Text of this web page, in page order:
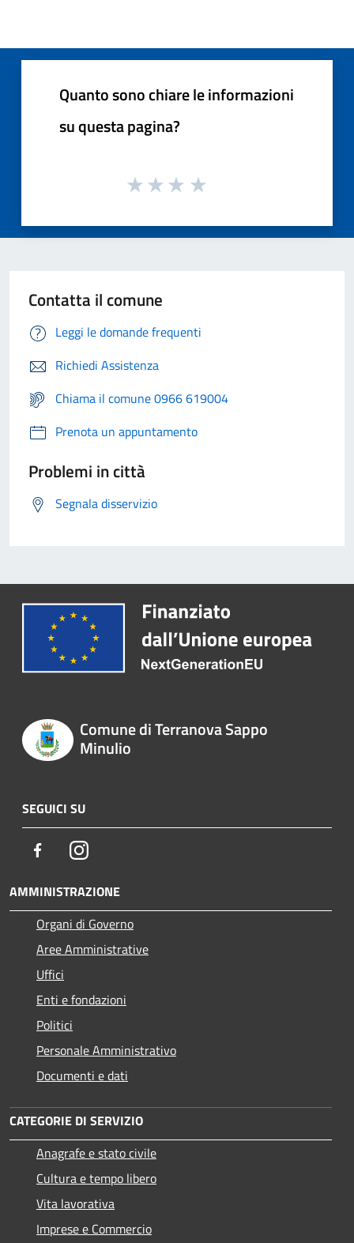
Quanto sono chiare le informazioni
su questa pagina?
Contatta il comune
Leggi le domande frequenti
Richiedi Assistenza
Chiama il comune 0966 619004
Prenota un appuntamento
Problemi in città
Segnala disservizio
Comune di Terranova Sappo
Minulio
SEGUICI SU
FacebookInstagram
AMMINISTRAZIONE
Organi di Governo
Aree Amministrative
Uffici
Enti e fondazioni
Politici
Personale Amministrativo
Documenti e dati
CATEGORIE DI SERVIZIO
Anagrafe e stato civile
Cultura e tempo libero
Vita lavorativa
Imprese e Commercio